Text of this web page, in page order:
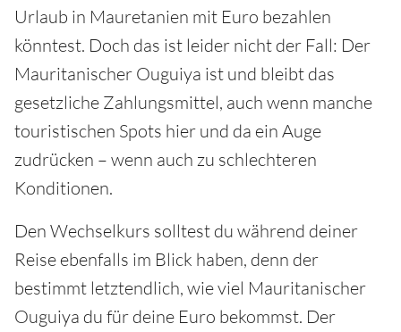
Urlaub in Mauretanien mit Euro bezahlen
könntest. Doch das ist leider nicht der Fall: Der
Mauritanischer Ouguiya ist und bleibt das
gesetzliche Zahlungsmittel, auch wenn manche
touristischen Spots hier und da ein Auge
zudrücken – wenn auch zu schlechteren
Konditionen.
Den Wechselkurs solltest du während deiner
Reise ebenfalls im Blick haben, denn der
bestimmt letztendlich, wie viel Mauritanischer
Ouguiya du für deine Euro bekommst. Der